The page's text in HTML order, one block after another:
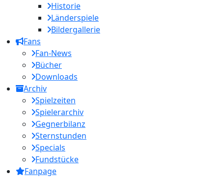
Historie
Länderspiele
Bildergallerie
Fans
Fan-News
Bücher
Downloads
Archiv
Spielzeiten
Spielerarchiv
Gegnerbilanz
Sternstunden
Specials
Fundstücke
Fanpage